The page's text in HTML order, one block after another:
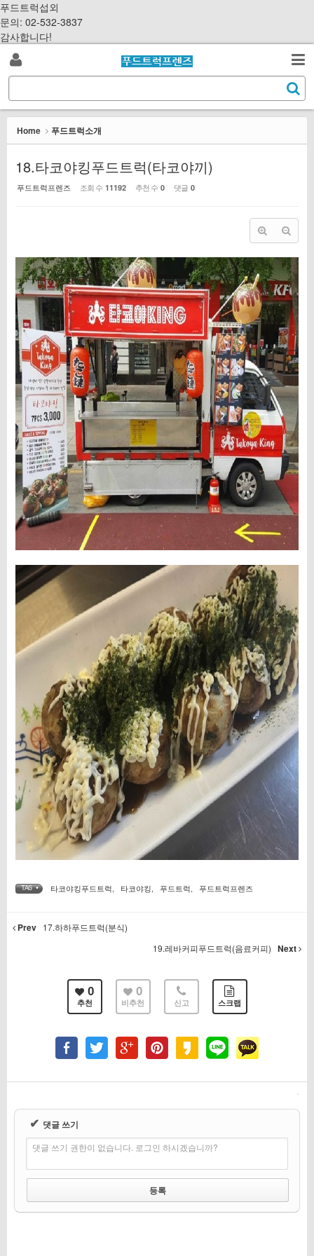
푸드트럭섭외
문의: 02-532-3837
감사합니다!
S
k
i
o
로
인
검
색
e
a
c
Home 푸드트럭소개
18.타코야킹푸드트럭(타코야끼)
푸드트럭프렌즈 조회 수 11192 추천 수 0 댓글 0
TAG • 타코야킹푸드트럭, 타코야킹, 푸드트럭, 푸드트럭프렌즈
Prev 17.하하푸드트럭(분식)
19.레바커피푸드트럭(음료커피) Next
0
추천
0
비추천 신고 스크랩
✔ 댓글 쓰기
댓글 쓰기 권한이 없습니다. 로그인 하시겠습니까?